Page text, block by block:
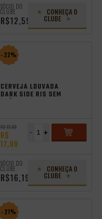
SÓCIO DO
CLUBE
R$12,59
CONHEÇA O
CLUBE
- 22%
CERVEJA LOUVADA
DARK SIDE RIS SEM
GLÚTEN 355ML
R$ 22,99
R$
17,99
+
-
SÓCIO DO
CLUBE
R$16,19
CONHEÇA O
CLUBE
- 21%